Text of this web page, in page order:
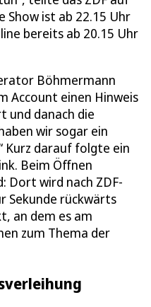
ist ab 22.15 Uhr
bereits ab 20.15 Uhr
Böhmermann
Account einen Hinweis
und danach die
wir sogar ein
Kurz darauf folgte ein
Beim Öffnen
Dort wird nach ZDF-
Sekunde rückwärts
an dem es am
zum Thema der